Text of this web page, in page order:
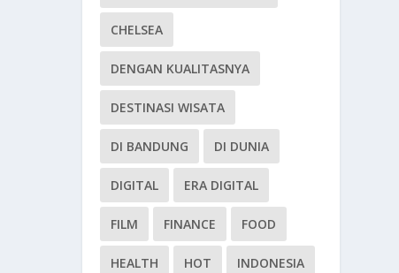
CHELSEA
DENGAN KUALITASNYA
DESTINASI WISATA
DI BANDUNG DI DUNIA
DIGITAL ERA DIGITAL
FILM FINANCE FOOD
HEALTH HOT INDONESIA